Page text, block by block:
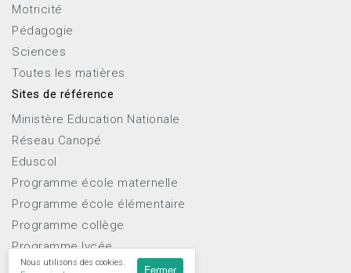
Motricité
Pédagogie
Sciences
Toutes les matières
Sites de référence
Ministère Education Nationale
Réseau Canopé
Eduscol
Programme école maternelle
Programme école élémentaire
Programme collège
Programme lycée
Nous utilisons des cookies.
Fermer